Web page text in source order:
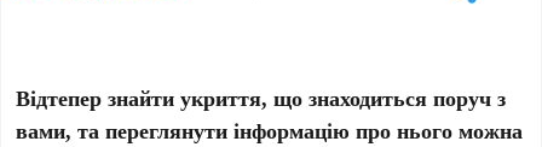
Відтепер знайти укриття, що знаходиться поруч з
вами, та переглянути інформацію про нього можна